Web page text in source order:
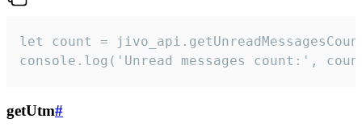
let count =
console.log('Unread messages count:',
getUtm#